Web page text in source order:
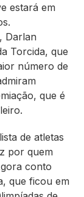
estará em
Darlan
Torcida, que
número de
que é
de atletas
por quem
conto
que ficou em